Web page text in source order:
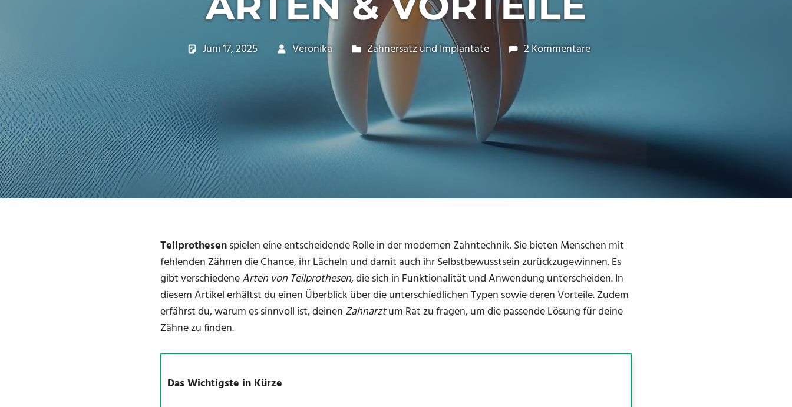
Juni 17, 2025 Veronika Zahnersatz und Implantate 2 Kommentare
Teilprothesenspielen eine entscheidende Rolle in der modernen Zahntechnik. Sie bieten Menschen mit
fehlenden Zähnen die Chance, ihr Lächeln und damit auch ihr Selbstbewusstsein zurückzugewinnen. Es
gibt verschiedeneArten von Teilprothesen, die sich in Funktionalität und Anwendung unterscheiden. In
diesem Artikel erhältst du einen Überblick über die unterschiedlichen Typen sowie deren Vorteile. Zudem
erfährst du, warum es sinnvoll ist, deinen Zahnarztum Rat zu fragen, um die passende Lösung für deine
Zähne zu finden.
Das Wichtigste in Kürze